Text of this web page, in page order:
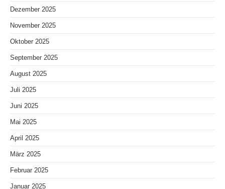
Dezember 2025
November 2025
Oktober 2025
September 2025
August 2025
Juli 2025
Juni 2025
Mai 2025
April 2025
März 2025
Februar 2025
Januar 2025